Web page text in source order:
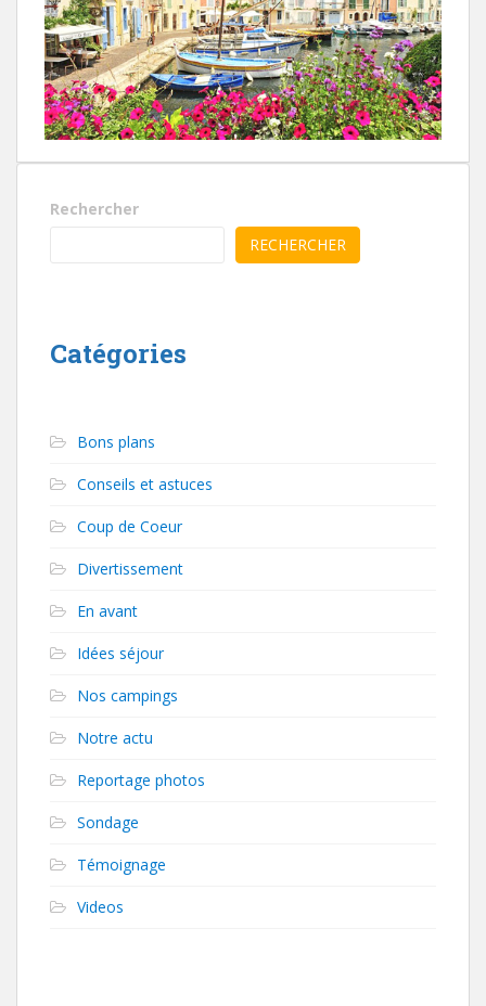
Rechercher
RECHERCHER
Catégories
Bons plans
Conseils et astuces
Coup de Coeur
Divertissement
En avant
Idées séjour
Nos campings
Notre actu
Reportage photos
Sondage
Témoignage
Videos